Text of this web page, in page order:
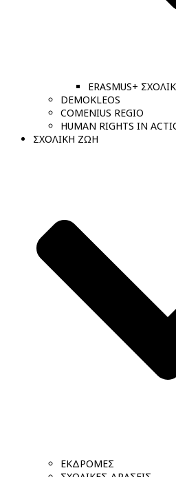
ERASMUS+
DEMOKLEOS
COMENIUS REGIO
HUMAN RIGHTS IN
ΣΧΟΛΙΚΗ ΖΩΗ
ΕΚΔΡΟΜΕΣ